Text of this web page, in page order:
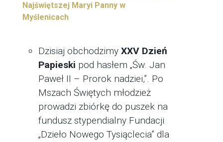
Najświętszej Maryi Panny w
Myślenicach
Dzisiaj obchodzimy XXV Dzień
Papieski pod hasłem „Św. Jan
Paweł II – Prorok nadziei,”. Po
Mszach Świętych młodzież
prowadzi zbiórkę do puszek na
fundusz stypendialny Fundacji
„Dzieło Nowego Tysiąclecia” dla